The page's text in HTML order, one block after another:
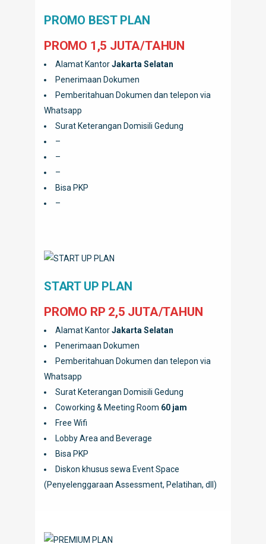
PROMO BEST PLAN
PROMO 1,5 JUTA/TAHUN
Alamat KantorJakarta Selatan
Penerimaan Dokumen
Pemberitahuan Dokumen dan telepon via
Whatsapp
Surat Keterangan Domisili Gedung
–
–
–
Bisa PKP
–
START UP PLAN
PROMO RP 2,5 JUTA/TAHUN
Alamat KantorJakarta Selatan
Penerimaan Dokumen
Pemberitahuan Dokumen dan telepon via
Whatsapp
Surat Keterangan Domisili Gedung
Coworking & Meeting Room 60 jam
Free Wifi
Lobby Area and Beverage
Bisa PKP
Diskon khusus sewa Event Space
(Penyelenggaraan Assessment, Pelatihan, dll)